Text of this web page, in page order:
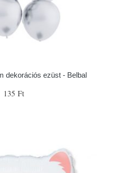
dekorációs ezüst - Belbal
135 Ft